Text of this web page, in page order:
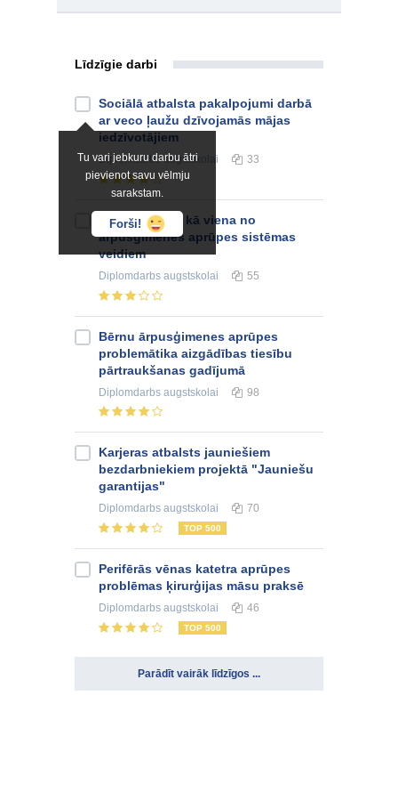
Līdzīgie darbi
Tu vari jebkuru darbu ātri
pievienot savu vēlmju
sarakstam.
Forši!
Sociālā atbalsta pakalpojumi darbā
ar veco ļaužu dzīvojamās mājas
iedzīvotājiem
Diplomdarbsaugstskolai 33
Audžuģimene kā viena no
ārpusģimenes aprūpes sistēmas
veidiem
Diplomdarbs augstskolai 55
Bērnu ārpusģimenes aprūpes
problemātika aizgādības tiesību
pārtraukšanas gadījumā
Diplomdarbs augstskolai 98
Karjeras atbalsts jauniešiem
bezdarbniekiem projektā "Jauniešu
garantijas"
Diplomdarbs augstskolai 70
TOP 500
Perifērās vēnas katetra aprūpes
problēmas ķirurģijas māsu praksē
Diplomdarbs augstskolai 46
TOP 500
Parādīt vairāk līdzīgos ...